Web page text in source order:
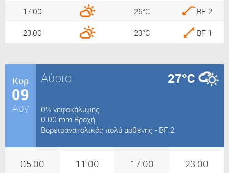
17:00 26°C BF 2
23:00 23°C BF 1
Κυρ
09
Αυγ
Αύριο 27°C
0% νεφοκάλυψης
0.00 mm Βροχή
Βορειοανατολικός πολύ ασθενής - BF 2
05:00 11:00 17:00 23:00